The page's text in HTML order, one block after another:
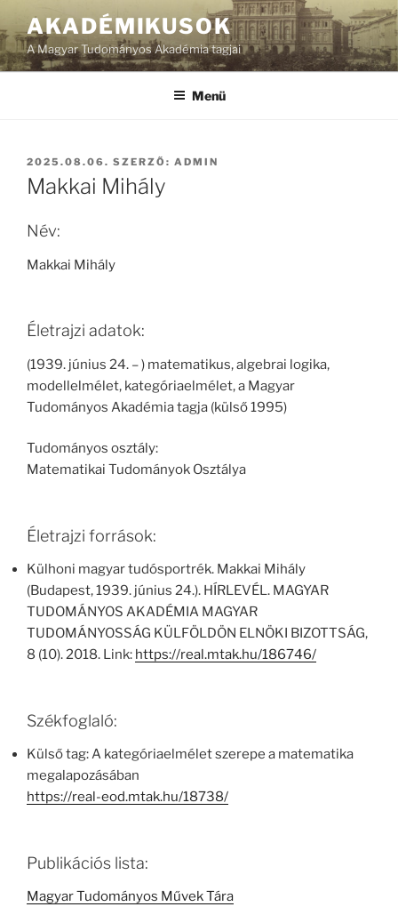
AKADÉMIKUSOK
A Magyar Tudományos Akadémia tagjai
Menü
BEKÜLDVE:
2025.08.06. SZERZŐ: ADMIN
Makkai Mihály
Név:
Makkai Mihály
Életrajzi adatok:
(1939. június 24. – ) matematikus, algebrai logika,
modellelmélet, kategóriaelmélet, a Magyar
Tudományos Akadémia tagja (külső 1995)
Tudományos osztály:
Matematikai Tudományok Osztálya
Életrajzi források:
Külhoni magyar tudósportrék. Makkai Mihály
(Budapest, 1939. június 24.). HÍRLEVÉL. MAGYAR
TUDOMÁNYOS AKADÉMIA MAGYAR
TUDOMÁNYOSSÁG KÜLFÖLDÖN ELNÖKI BIZOTTSÁG,
8 (10). 2018. Link: https://real.mtak.hu/186746/
Székfoglaló:
Külső tag: A kategóriaelmélet szerepe a matematika
megalapozásában
https://real-eod.mtak.hu/18738/
Publikációs lista:
Magyar Tudományos Művek Tára